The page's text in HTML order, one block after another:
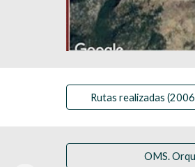
Rutas realizadas
OMS.